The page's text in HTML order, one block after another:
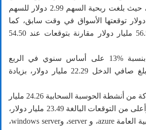
الأول من عام ‏‏2024، حيث بلغت ربحية السهم 2.99 دولار للسهم
الواحد، مقابل 2.65 دولار توقعتها ‏الأسواق في وقت سابق، كما
سجلت الإيرادات 56.52 مليار دولار مقارنة بتوقعات ‏عند 54.50
وارتفعت الإيرادات بنسبة %13 على أساس سنوي في الربع
المالي الأول، فيما بلغ ‏صافي الدخل 22.29 مليار دولار، بزيادة
وبلغت إيرادات الشركة من أنشطة الحوسبة السحابية 24.26 مليار
دولار، بزيادة %19، وأعلى من التوقعات البالغة 23.49 مليار دولار،
وتضم الوحدة السحابية ‏العامة ‏azure، و server، وwindows server،